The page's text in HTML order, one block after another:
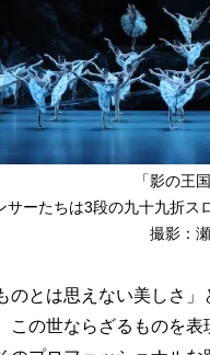
「影の王
サーたちは3段の九十九折ス
撮影：
のとは思えない美しさ
この世ならざるものを